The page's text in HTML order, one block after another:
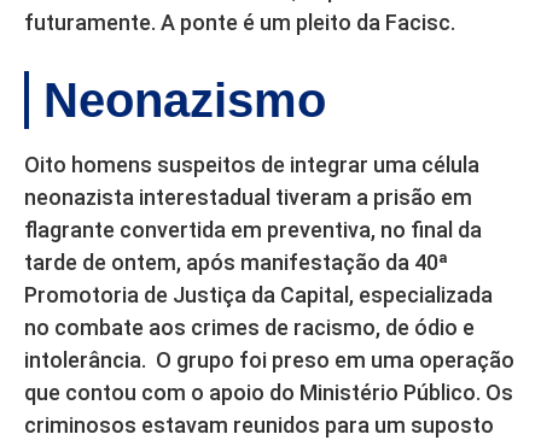
futuramente. A ponte é um pleito da Facisc.
Neonazismo
Oito homens suspeitos de integrar uma célula
neonazista interestadual tiveram a prisão em
flagrante convertida em preventiva, no final da
tarde de ontem, após manifestação da 40ª
Promotoria de Justiça da Capital, especializada
no combate aos crimes de racismo, de ódio e
intolerância. O grupo foi preso em uma operação
que contou com o apoio do Ministério Público. Os
criminosos estavam reunidos para um suposto